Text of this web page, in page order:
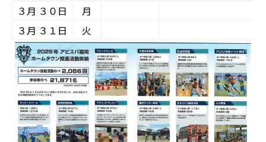
３月 ３０日
月
３月 ３１日
火